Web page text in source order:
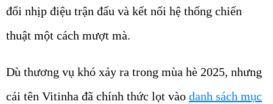
đổi nhịp điệu trận đấu và kết nối hệ thống chiến
thuật một cách mượt mà.
Dù thương vụ khó xảy ra trong mùa hè 2025, nhưng
cái tên Vitinha đã chính thức lọt vào danh sách mục